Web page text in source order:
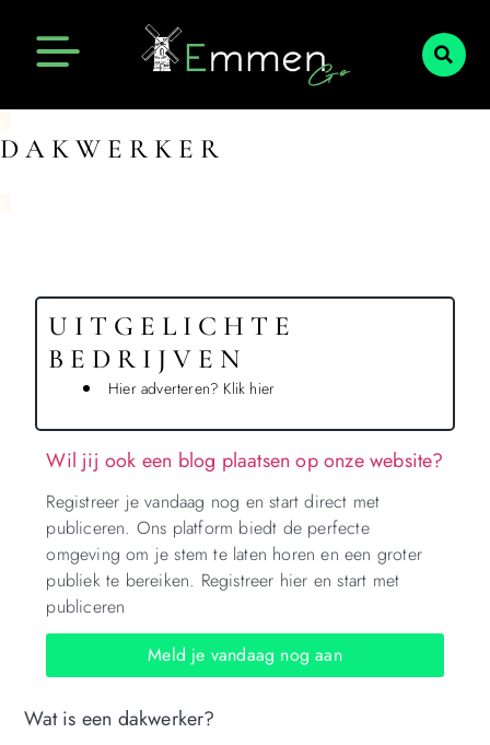
DAKWERKER
Wat is een dakwerker?
UITGELICHTE
BEDRIJVEN
Hier adverteren? Klik hier
Wil jij ook een blog plaatsen op onze website?
Registreer je vandaag nog en start direct met
publiceren. Ons platform biedt de perfecte
omgeving om je stem te laten horen en een groter
publiek te bereiken. Registreer hier en start met
publiceren
Meld je vandaag nog aan